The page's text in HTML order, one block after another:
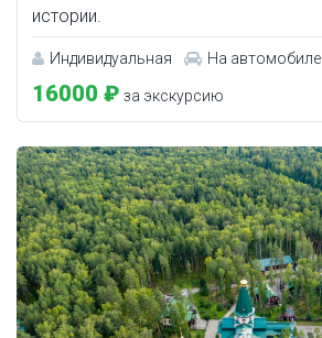
истории.
Индивидуальная На автомобиле
16000 ₽ за экскурсию